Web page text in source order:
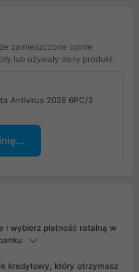
zamieszczone opinie
lub używały dany produkt.
Antivirus 2026 6PC/2
i wybierz płatność ratalną w
kredytowy, który otrzymasz